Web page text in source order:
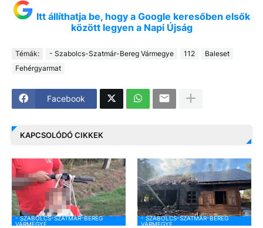
Itt állíthatja be, hogy a Google keresőben elsők
között legyen a Napi Újság
Témák: - Szabolcs-Szatmár-Bereg Vármegye 112
Baleset
Fehérgyarmat
Facebook
KAPCSOLÓDÓ CIKKEK
- SZABOLCS-SZATMÁR-BEREG
VÁRMEGYE
- SZABOLCS-SZATMÁR-BEREG
VÁRMEGYE